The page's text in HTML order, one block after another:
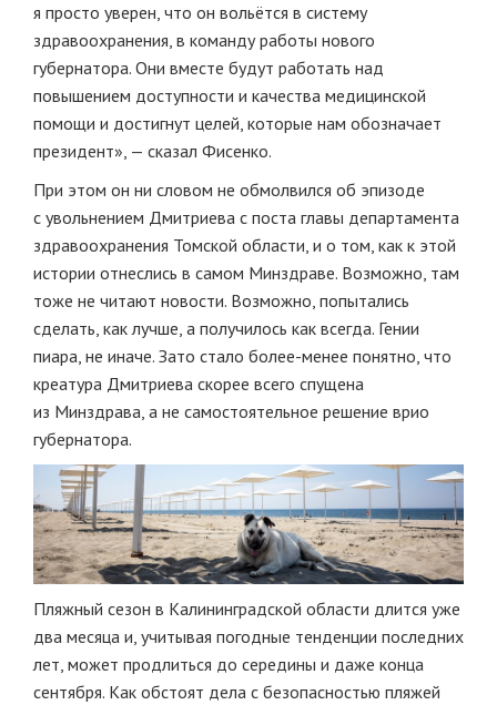
я просто уверен, что он вольётся в систему
здравоохранения, в команду работы нового
губернатора. Они вместе будут работать над
повышением доступности и качества медицинской
помощи и достигнут целей, которые нам обозначает
президент», — сказал Фисенко.
При этом он ни словом не обмолвился об эпизоде
с увольнением Дмитриева с поста главы департамента
здравоохранения Томской области, и о том, как к этой
истории отнеслись в самом Минздраве. Возможно, там
тоже не читают новости. Возможно, попытались
сделать, как лучше, а получилось как всегда. Гении
пиара, не иначе. Зато стало более-менее понятно, что
креатура Дмитриева скорее всего спущена
из Минздрава, а не самостоятельное решение врио
губернатора.
Пляжный сезон в Калининградской области длится уже
два месяца и, учитывая погодные тенденции последних
лет, может продлиться до середины и даже конца
сентября. Как обстоят дела с безопасностью пляжей